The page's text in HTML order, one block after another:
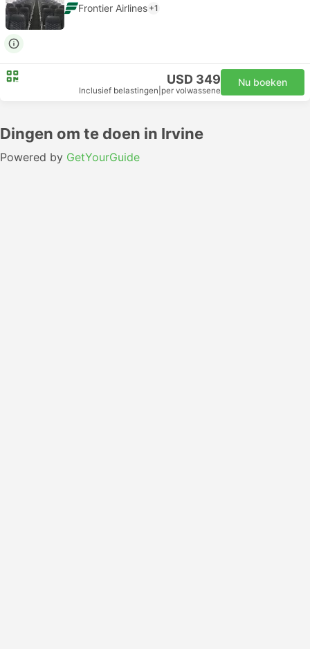
Frontier Airlines +1
USD 349
Inclusief belastingen per volwassene
Nu boeken
Dingen om te doen in Irvine
Powered by GetYourGuide